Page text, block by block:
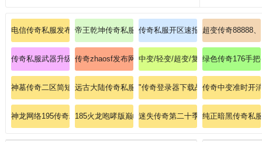
电信传奇私服发布网装备指南:跨服暗黑传奇道士何处修炼召唤月灵。
帝王乾坤传奇私服：成为传奇帝王，掌握乾坤，畅玩传
传奇私服开区速报：185PK战术、
超变传奇88888
传奇私服武器升级心得分享：玩家分享武器升级的心得和经验
传奇zhaosf发布网 中变/轻变/超变/复古/热血传奇
绿色传奇176手
神墓传奇二区简短判辨法师灭天火。远古大陆传奇私服：踏上远古大陆，挑战传奇世界的种
"传奇登录器下载战士如何强化刺杀
传奇中变准时开
神龙网络195传奇粗略意会法师英雄疾光电影
185火龙咆哮版巅峰对决沙城霸主！迷失传奇第二十季战士如何提升烈火
纯正暗黑传奇私